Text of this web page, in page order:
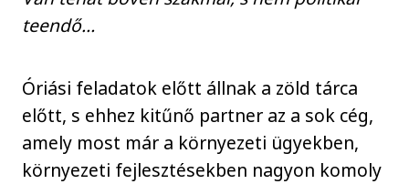
teendő…
Óriási feladatok előtt állnak a zöld tárca
előtt, s ehhez kitűnő partner az a sok cég,
amely most már a környezeti ügyekben,
környezeti fejlesztésekben nagyon komoly